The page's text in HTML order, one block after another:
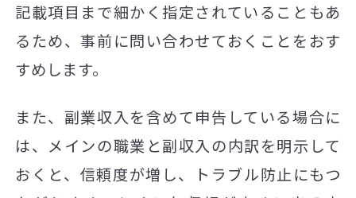
記載項目まで細かく指定されていることもあ
るため、事前に問い合わせておくことをおす
すめします。
また、副業収入を含めて申告している場合に
は、メインの職業と副収入の内訳を明示して
おくと、信頼度が増し、トラブル防止にもつ